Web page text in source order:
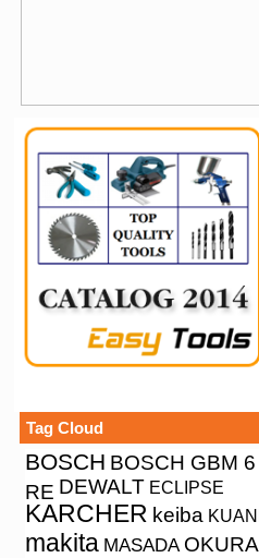
Tag Cloud
BOSCH BOSCH GBM 6
RE DEWALT ECLIPSE
KARCHER keiba KUANI
makita MASADA OKURA